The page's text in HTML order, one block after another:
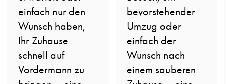
einfach nur den
Wunsch haben,
Ihr Zuhause
schnell auf
Vordermann zu
bevorstehender
Umzug oder
einfach der
Wunsch nach
einem sauberen